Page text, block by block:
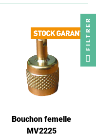
Bouchon femelle
MV2225
FILTRER